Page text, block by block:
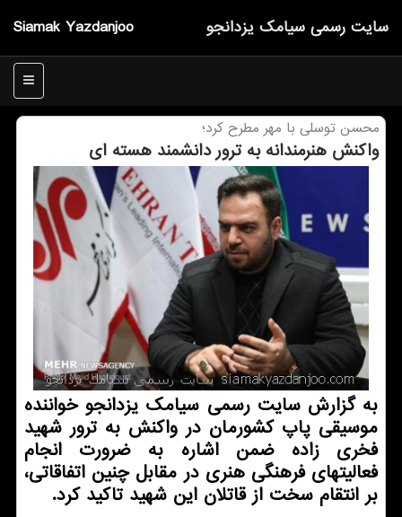
Siamak Yazdanjoo سایت رسمی سیامك یزدانجو
منو
محسن توسلی با مهر مطرح كرد؛
واكنش هنرمندانه به ترور دانشمند هسته ای
به گزارش سایت رسمی سیامك یزدانجو خواننده
موسیقی پاپ كشورمان در واكنش به ترور شهید
فخری زاده ضمن اشاره به ضرورت انجام
فعالیتهای فرهنگی هنری در مقابل چنین اتفاقاتی،
بر انتقام سخت از قاتلان این شهید تاكید كرد.